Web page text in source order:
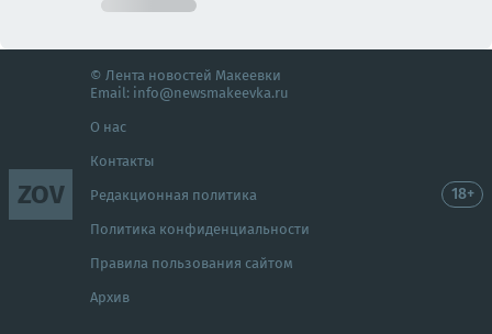
ZOV
© Лента новостей Макеевки
Email: info@newsmakeevka.ru
О нас
Контакты
Редакционная политика
Политика конфиденциальности
Правила пользования сайтом
Архив
18+